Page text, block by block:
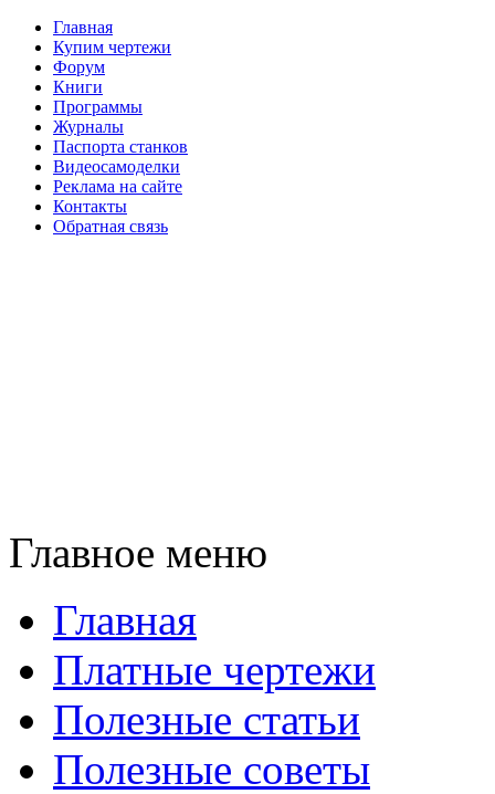
Главная
Купим чертежи
Форум
Книги
Программы
Журналы
Паспорта станков
Видеосамоделки
Реклама на сайте
Контакты
Обратная связь
Главное меню
Главная
Платные чертежи
Полезные статьи
Полезные советы